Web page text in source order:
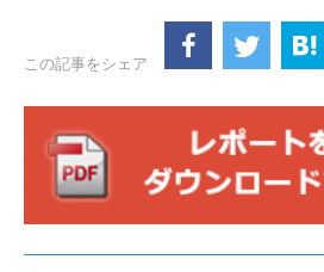
この記事をシェア